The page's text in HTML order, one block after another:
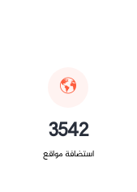
3542
استضافة مواقع